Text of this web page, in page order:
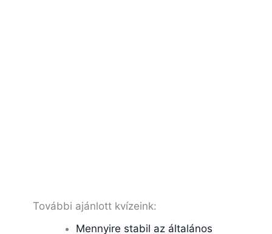
További ajánlott kvízeink:
Mennyire stabil az általános